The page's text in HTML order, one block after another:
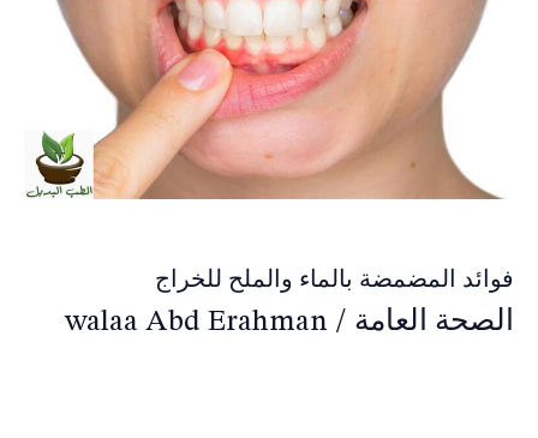
فوائد المضمضة بالماء والملح للخراج
الصحة العامة /
walaa Abd Erahman